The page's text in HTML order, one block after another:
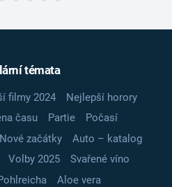
témata
filmy 2024
Nejlepší horory
času Partie
Počasí
začátky
Auto – katalog
Volby 2025
Svařené víno
Aloe vera